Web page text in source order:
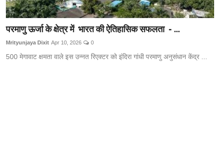
परमाणु ऊर्जा के क्षेत्र में भारत की ऐतिहासिक सफलता - ...
Mrityunjaya Dixit Apr 10, 2026 0
500 मेगावाट क्षमता वाले इस उन्नत रिएक्टर को इंदिरा गांधी परमाणु अनुसंधान केंद्र ...